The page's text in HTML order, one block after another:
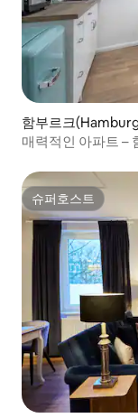
함부르크
매력적인 아파트 –
슈퍼호스트
슈퍼호스트